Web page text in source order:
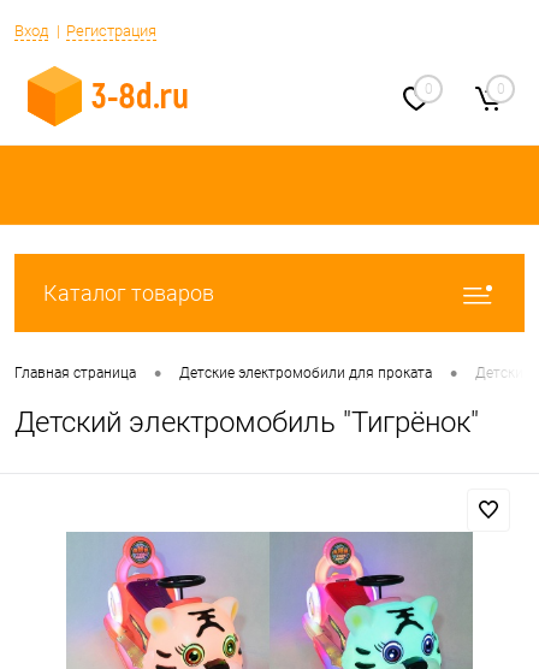
Вход Регистрация
0 0
Каталог товаров
Главная страница • Детские электромобили для проката • Детский
Детский электромобиль "Тигрёнок"